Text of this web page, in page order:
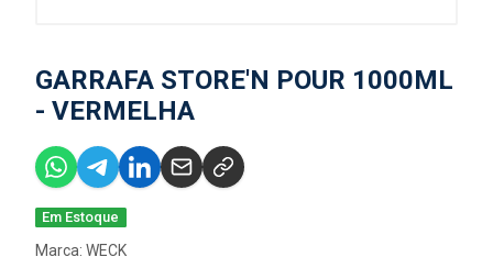
GARRAFA STORE'N POUR 1000ML
- VERMELHA
Em Estoque
Marca: WECK